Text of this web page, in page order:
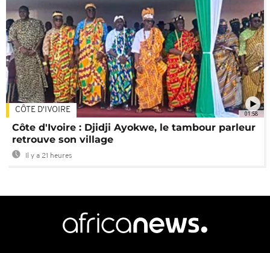
01:58
CÔTE D'IVOIRE
Côte d'Ivoire : Djidji Ayokwe, le tambour parleur
retrouve son village
Il y a 21 heures